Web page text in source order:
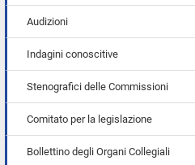
Audizioni
Indagini conoscitive
Stenografici delle Commissioni
Comitato per la legislazione
Bollettino degli Organi Collegiali